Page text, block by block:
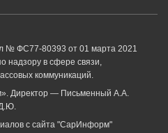
№ ФС77-80393 от 01 марта 2021
надзору в сфере связи,
коммуникаций.
Директор — Письменный А.А.
с сайта "СарИнформ"